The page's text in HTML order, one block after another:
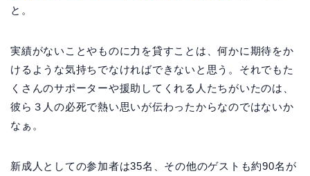
と。
実績がないことやものに力を貸すことは、何かに期待をか
けるような気持ちでなければできないと思う。それでもた
くさんのサポーターや援助してくれる人たちがいたのは、
彼ら３人の必死で熱い思いが伝わったからなのではないか
なぁ。
新成人としての参加者は35名、その他のゲストも約90名が